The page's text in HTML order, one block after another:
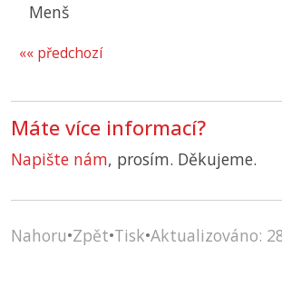
Menš
«« předchozí
Máte více informací?
Napište nám, prosím. Děkujeme.
Nahoru•Zpět•Tisk•Aktualizováno: